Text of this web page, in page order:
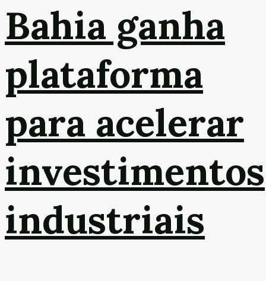
Bahia ganha
plataforma
para acelerar
investimentos
industriais